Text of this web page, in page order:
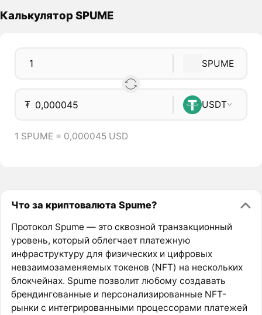
Калькулятор SPUME
SPUME
₮ USDT
1 SPUME = 0,000045 USD
Что за криптовалюта Spume?
Протокол Spume — это сквозной транзакционный
уровень, который облегчает платежную
инфраструктуру для физических и цифровых
невзаимозаменяемых токенов (NFT) на нескольких
блокчейнах. Spume позволит любому создавать
брендингованные и персонализированные NFT-
рынки с интегрированными процессорами платежей